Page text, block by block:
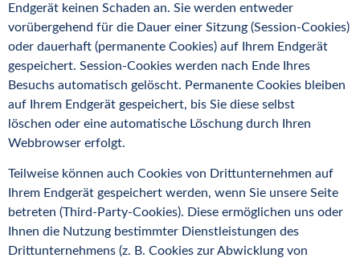
Endgerät keinen Schaden an. Sie werden entweder
vorübergehend für die Dauer einer Sitzung (Session-Cookies)
oder dauerhaft (permanente Cookies) auf Ihrem Endgerät
gespeichert. Session-Cookies werden nach Ende Ihres
Besuchs automatisch gelöscht. Permanente Cookies bleiben
auf Ihrem Endgerät gespeichert, bis Sie diese selbst
löschen oder eine automatische Löschung durch Ihren
Webbrowser erfolgt.
Teilweise können auch Cookies von Drittunternehmen auf
Ihrem Endgerät gespeichert werden, wenn Sie unsere Seite
betreten (Third-Party-Cookies). Diese ermöglichen uns oder
Ihnen die Nutzung bestimmter Dienstleistungen des
Drittunternehmens (z. B. Cookies zur Abwicklung von